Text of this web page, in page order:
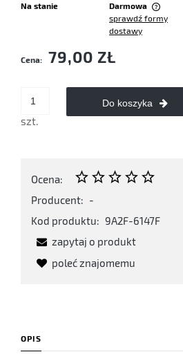
Na stanie
Darmowa
Cena nie zawiera ewentualnych
sprawdź formy
dostawy
Cena: 79,00 ZŁ
szt.
Do koszyka
Ocena:
Producent: -
Kod produktu: 9A2F-6147F
zapytaj o produkt
poleć znajomemu
OPIS